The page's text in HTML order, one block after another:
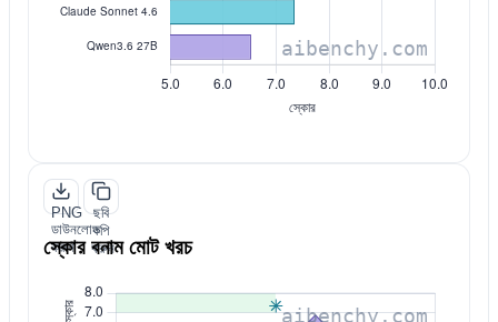
PNG
ডাউনলোড
করুন
ছবি
কপি
করুন
স্কোর বনাম মোট খরচ